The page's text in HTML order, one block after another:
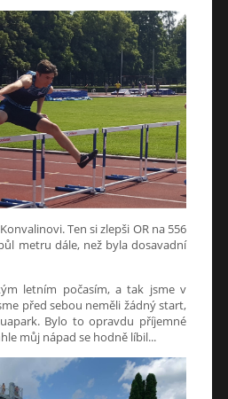
Ten si zlepši OR na 556
metru dále, než byla dosavadní
letním počasím, a tak jsme v
před sebou neměli žádný start,
Bylo to opravdu příjemné
můj nápad se hodně líbil...